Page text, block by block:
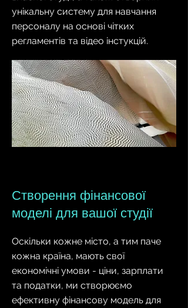
унікальну систему для навчання
персоналу на основі чітких
регламентів та відео інстукцій.
Створення фінансової
моделі для вашої студії
Оскільки кожне місто, а тим паче
кожна країна, мають свої
економічні умови - ціни, зарплати
та податки, ми створюємо
ефективну фінансову модель для